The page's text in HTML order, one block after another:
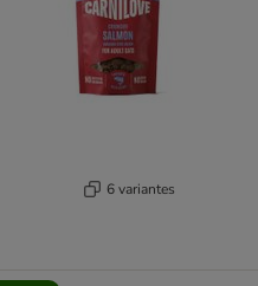
6 variantes